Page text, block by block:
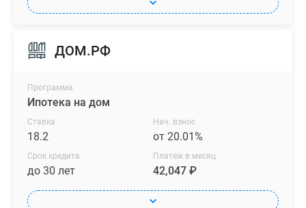
ДОМ.РФ
Программа
Ипотека на дом
Ставка
18.2
Нач. взнос
от 20.01%
Срок кредита
до 30 лет
Платеж в месяц
42,047 ₽